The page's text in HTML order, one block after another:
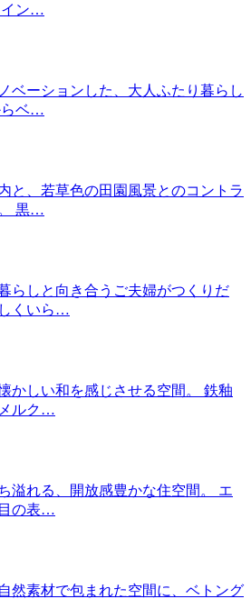
イン…
ベーションした、大人ふたり暮らし
らベ…
と、若草色の田園風景とのコントラ
黒…
らしと向き合うご夫婦がつくりだ
くいら…
かしい和を感じさせる空間。 鉄釉
ルク…
溢れる、開放感豊かな住空間。 エ
の表…
然素材で包まれた空間に、ベトング